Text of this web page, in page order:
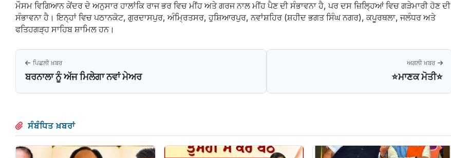
ਮੌਸਮ ਵਿਗਿਆਨ ਕੇਂਦਰ ਦੇ ਅਨੁਸਾਰ ਹਾਲਾਂਕਿ ਰਾਜ ਭਰ ਵਿਚ ਮੀਂਹ ਅਤੇ ਗਰਜ ਨਾਲ ਮੀਂਹ ਪੈਣ ਦੀ ਸੰਭਾਵਨਾ ਹੈ, ਪਰ ਦਸ ਜ਼ਿਲ੍ਹਿਆਂ ਵਿਚ ਗੜੇਮਾਰੀ ਹੋਣ ਦੀ
ਸੰਭਾਵਨਾ ਹੈ। ਇਨ੍ਹਾਂ ਵਿਚ ਪਠਾਨਕੋਟ, ਗੁਰਦਾਸਪੁਰ, ਅੰਮ੍ਰਿਤਸਰ, ਹੁਸ਼ਿਆਰਪੁਰ, ਨਵਾਂਸ਼ਹਿਰ (ਸ਼ਹੀਦ ਭਗਤ ਸਿੰਘ ਨਗਰ), ਕਪੂਰਥਲਾ, ਜਲੰਧਰ ਅਤੇ
ਫਤਿਹਗੜ੍ਹ ਸਾਹਿਬ ਸ਼ਾਮਿਲ ਹਨ।
ਪਿਛਲੀ ਖ਼ਬਰ
ਬਰਨਾਲਾ ਨੂੰ ਅੱਜ ਮਿਲੇਗਾ ਨਵਾਂ ਮੇਅਰ
ਅਗਲੀ ਖ਼ਬਰ
⭐️ਮਾਣਕ ਮੋਤੀ⭐️
ਸੰਬੰਧਿਤ ਖ਼ਬਰਾਂ